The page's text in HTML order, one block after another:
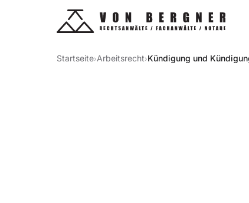
Startseite›Arbeitsrecht›Kündigung und